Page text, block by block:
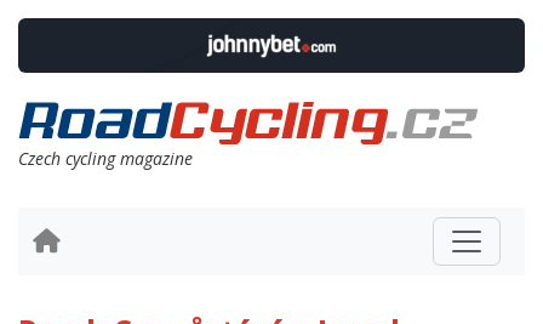
Czech cycling magazine